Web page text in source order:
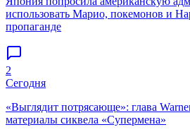
использовать Марио, покемонов и
пропаганде
2
Сегодня
«Выглядит потрясающе»: глава
материалы сиквела «Супермена»